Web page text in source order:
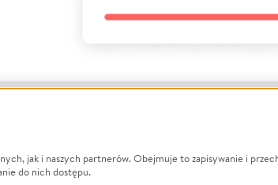
nas Zbieraj na
jak i naszych partnerów. Obejmuje to zapisywanie i
do nich dostępu.